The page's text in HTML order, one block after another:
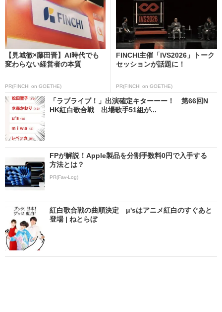
【見城徹×藤田晋】AI時代でも
変わらない経営者の本質
PR(FINCHI on GOETHE)
FINCHI主催「IVS2026」トーク
セッションが話題に！
PR(FINCHI on GOETHE)
「ラブライブ！」出演確定キターーー！ 第66回N
HK紅白歌合戦 出場歌手51組が...
FPが解説！Apple製品を分割手数料0円で入手する
方法とは？
PR(Fav-Log)
紅白歌合戦の曲順決定 μ'sはアニメ紅白のすぐあと
登場 | ねとらぼ